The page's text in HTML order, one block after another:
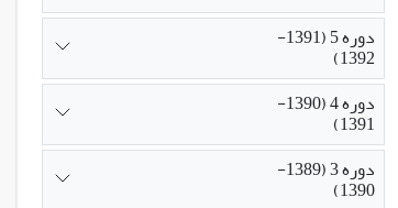
دوره 5 (1391-
1392)
دوره 4 (1390-
1391)
دوره 3 (1389-
1390)